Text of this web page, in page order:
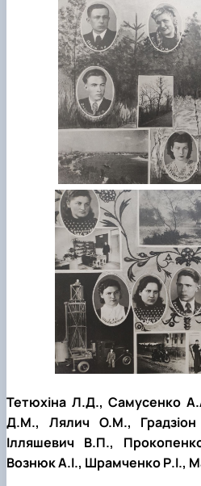
Тетюхіна Л.Д., Самусенко
Д.М., Лялич О.М., Градзіон
Ілляшевич В.П.,
Вознюк А.І., Шрамченко Р.І.,